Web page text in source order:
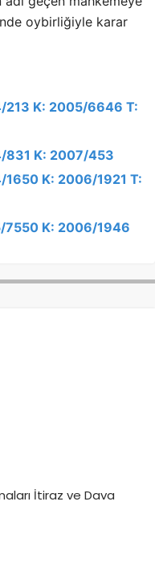
oybirliğiyle karar
213 K: 2005/6646 T:
831 K: 2007/453
1650 K: 2006/1921 T:
7550 K: 2006/1946
İtiraz ve Dava